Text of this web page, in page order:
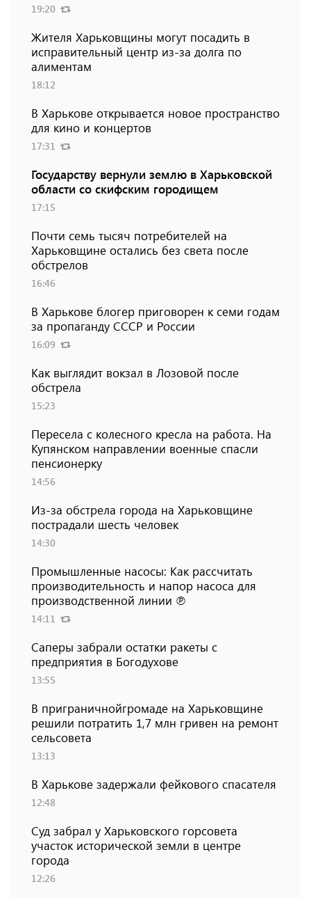
19:20
Жителя Харьковщины могут посадить в
исправительный центр из-за долга по
алиментам
18:12
В Харькове открывается новое пространство
для кино и концертов
17:31
Государству вернули землю в Харьковской
области со скифским городищем
17:15
Почти семь тысяч потребителей на
Харьковщине остались без света после
обстрелов
16:46
В Харькове блогер приговорен к семи годам
за пропаганду СССР и России
16:09
Как выглядит вокзал в Лозовой после
обстрела
15:23
Пересела с колесного кресла на работа. На
Купянском направлении военные спасли
пенсионерку
14:56
Из-за обстрела города на Харьковщине
пострадали шесть человек
14:30
Промышленные насосы: Как рассчитать
производительность и напор насоса для
производственной линии ℗
14:11
Саперы забрали остатки ракеты с
предприятия в Богодухове
13:55
В приграничнойгромаде на Харьковщине
решили потратить 1,7 млн ​​гривен на ремонт
сельсовета
13:13
В Харькове задержали фейкового спасателя
12:48
Суд забрал у Харьковского горсовета
участок исторической земли в центре
города
12:26